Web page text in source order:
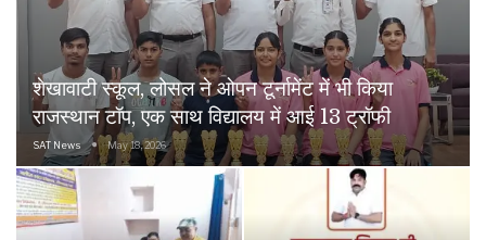
शेखावाटी स्कूल, लोसल ने ओपन टूर्नामेंट में भी किया
राजस्थान टॉप, एक साथ विद्यालय में आई 13 ट्रॉफी
SAT News May 18, 2026